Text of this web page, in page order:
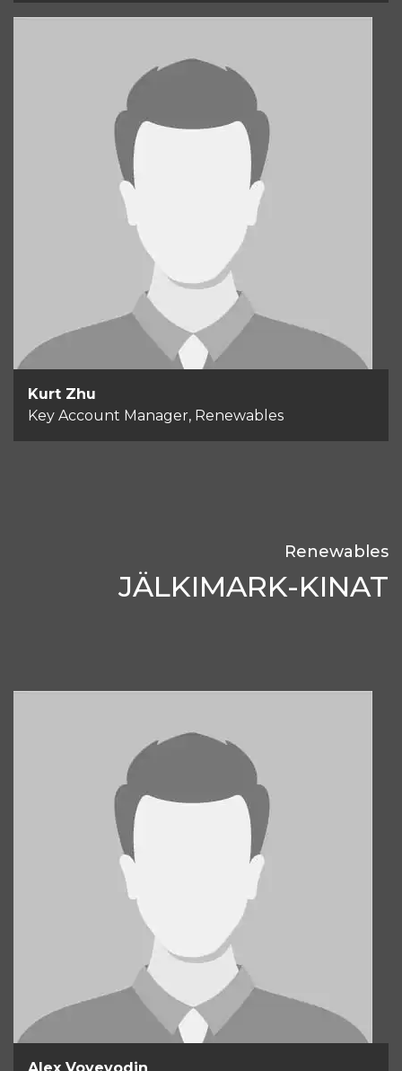
Kurt Zhu
Key Account Manager, Renewables
Key Account Manager, Renewables
+86 186 2240 1979
Renewables
JÄLKIMARK-KINAT
Alex Voyevodin
Alex Voyevodin
Key Account Manager, Renewables
+45 50 27 37 47